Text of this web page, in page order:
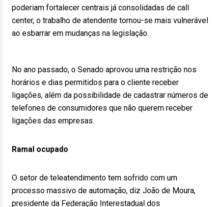
poderiam fortalecer centrais já consolidadas de call
center, o trabalho de atendente tornou-se mais vulnerável
ao esbarrar em mudanças na legislação.
No ano passado, o Senado aprovou uma restrição nos
horários e dias permitidos para o cliente receber
ligações, além da possibilidade de cadastrar números de
telefones de consumidores que não querem receber
ligações das empresas.
Ramal ocupado
O setor de teleatendimento tem sofrido com um
processo massivo de automação, diz João de Moura,
presidente da Federação Interestadual dos